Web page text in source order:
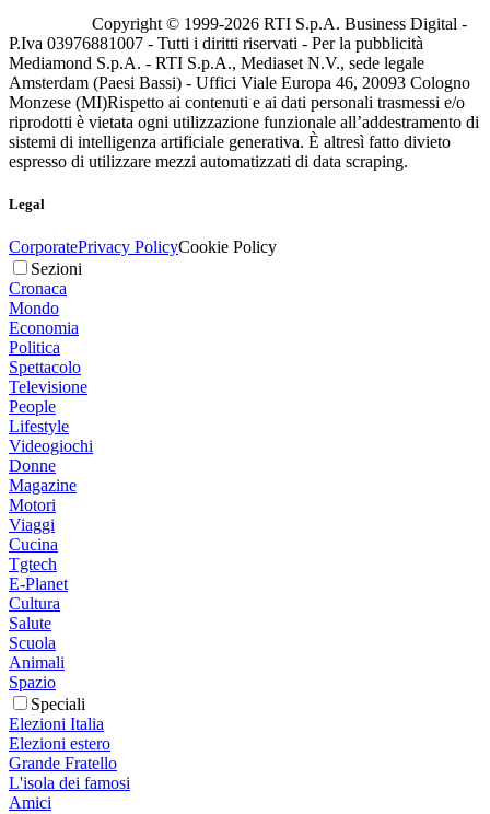
Copyright © 1999-2026 RTI S.p.A. Business Digital -
P.Iva 03976881007 - Tutti i diritti riservati - Per la pubblicità
Mediamond S.p.A. - RTI S.p.A., Mediaset N.V., sede legale
Amsterdam (Paesi Bassi) - Uffici Viale Europa 46, 20093 Cologno
Monzese (MI)Rispetto ai contenuti e ai dati personali trasmessi e/o
riprodotti è vietata ogni utilizzazione funzionale all’addestramento di
sistemi di intelligenza artificiale generativa. È altresì fatto divieto
espresso di utilizzare mezzi automatizzati di data scraping.
Legal
CorporatePrivacy PolicyCookie Policy
Sezioni
Cronaca
Mondo
Economia
Politica
Spettacolo
Televisione
People
Lifestyle
Videogiochi
Donne
Magazine
Motori
Viaggi
Cucina
Tgtech
E-Planet
Cultura
Salute
Scuola
Animali
Spazio
Speciali
Elezioni Italia
Elezioni estero
Grande Fratello
L'isola dei famosi
Amici